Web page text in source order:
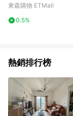
黑色
東森購物 ETMall
0.5%
熱銷排行榜